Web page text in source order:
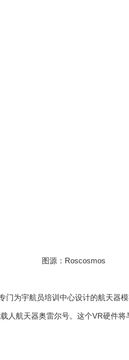
图源：Roscosmos
门为宇航员培训中心设计的航天器
人航天器奥雷尔号。这个VR硬件